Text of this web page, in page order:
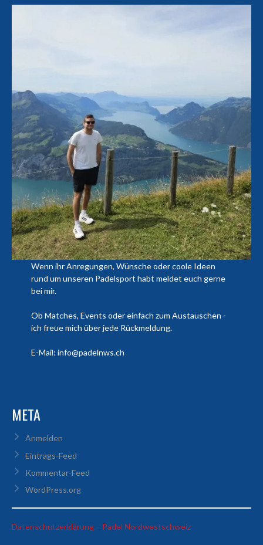
Wenn ihr Anregungen, Wünsche oder coole Ideen
rund um unseren Padelsport habt meldet euch gerne
bei mir.
Ob Matches, Events oder einfach zum Austauschen -
ich freue mich über jede Rückmeldung.
E-Mail: info@padelnws.ch
META
Anmelden
Eintrags-Feed
Kommentar-Feed
WordPress.org
Datenschutzerklärung – Padel Nordwestschweiz: